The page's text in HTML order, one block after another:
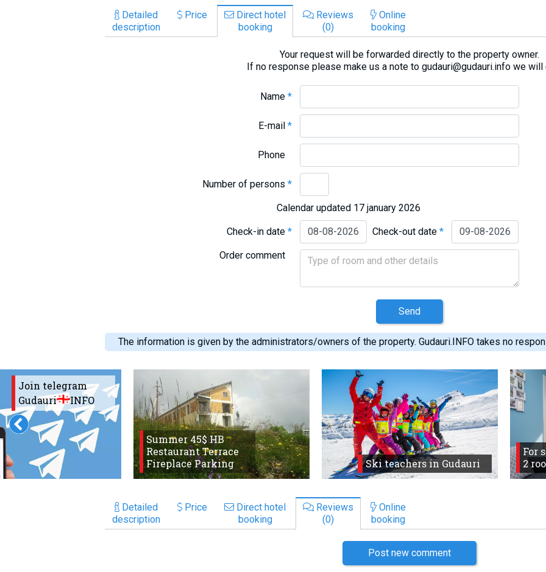
Detailed
description
Price
Direct hotel
booking
Reviews
(0)
Online
booking
Your request will be forwarded directly to the property owner.
If no response please make us a note to gudauri@gudauri.info we will
Name*
E-mail*
Phone
Number of persons*
Calendar updated 17 january 2026
Check-in date* Check-out date*
Order comment
Send
The information is given by the administrators/owners of the property. Gudauri.INFO takes no
Join telegram
Gudauri
INFO
Summer 45$ HB
Restaurant Terrace
Fireplace Parking
Ski teachers in Gudauri
For
2
Detailed
description
Price
Direct hotel
booking
Reviews
(0)
Online
booking
Post new comment